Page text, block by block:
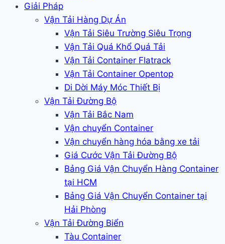
Giải Pháp
Vận Tải Hàng Dự Án
Vận Tải Siêu Trường Siêu Trọng
Vận Tải Quá Khổ Quá Tải
Vận Tải Container Flatrack
Vận Tải Container Opentop
Di Dời Máy Móc Thiết Bị
Vận Tải Đường Bộ
Vận Tải Bắc Nam
Vận chuyển Container
Vận chuyển hàng hóa bằng xe tải
Giá Cước Vận Tải Đường Bộ
Bảng Giá Vận Chuyển Hàng Container
tại HCM
Bảng Giá Vận Chuyển Container tại
Hải Phòng
Vận Tải Đường Biển
Tàu Container